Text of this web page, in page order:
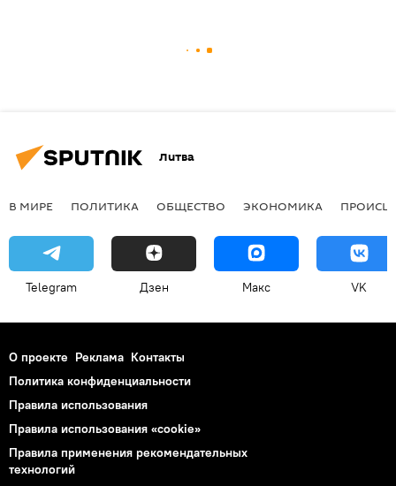
Литва
В МИРЕ ПОЛИТИКА ОБЩЕСТВО ЭКОНОМИКА
Telegram Дзен Макс VK
О проекте Реклама Контакты
Политика конфиденциальности
Правила использования
Правила использования «cookie»
Правила применения рекомендательных
технологий